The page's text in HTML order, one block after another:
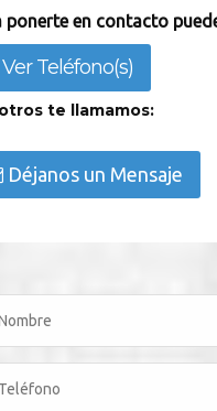
ponerte en contacto
Teléfono(s)
te llamamos:
Déjanos un Mensaje